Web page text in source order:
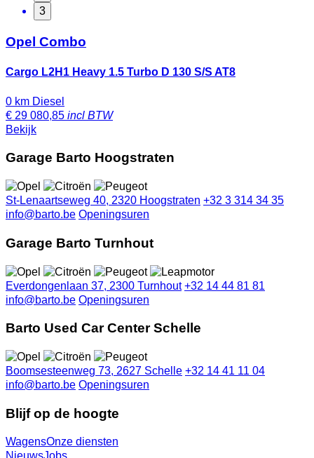
3
Opel Combo
Cargo L2H1 Heavy 1.5 Turbo D 130 S/S AT8
0 km Diesel
€ 29 080,85 incl BTW
Bekijk
Garage Barto Hoogstraten
St-Lenaartseweg 40, 2320 Hoogstraten +32 3 314 34 35
info@barto.be Openingsuren
Garage Barto Turnhout
Everdongenlaan 37, 2300 Turnhout +32 14 44 81 81
info@barto.be Openingsuren
Barto Used Car Center Schelle
Boomsesteenweg 73, 2627 Schelle +32 14 41 11 04
info@barto.be Openingsuren
Blijf op de hoogte
WagensOnze diensten